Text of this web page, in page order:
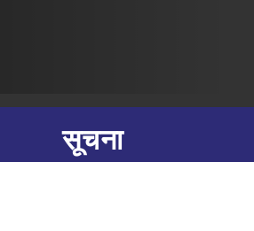
सूचना